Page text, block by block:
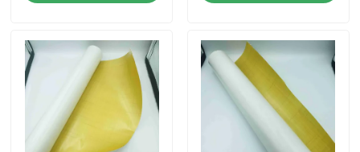
एक बोली का अनुरोध
गर्म पिघल चिपकने वाला टेप
कालीन चिपकने वाला टेप